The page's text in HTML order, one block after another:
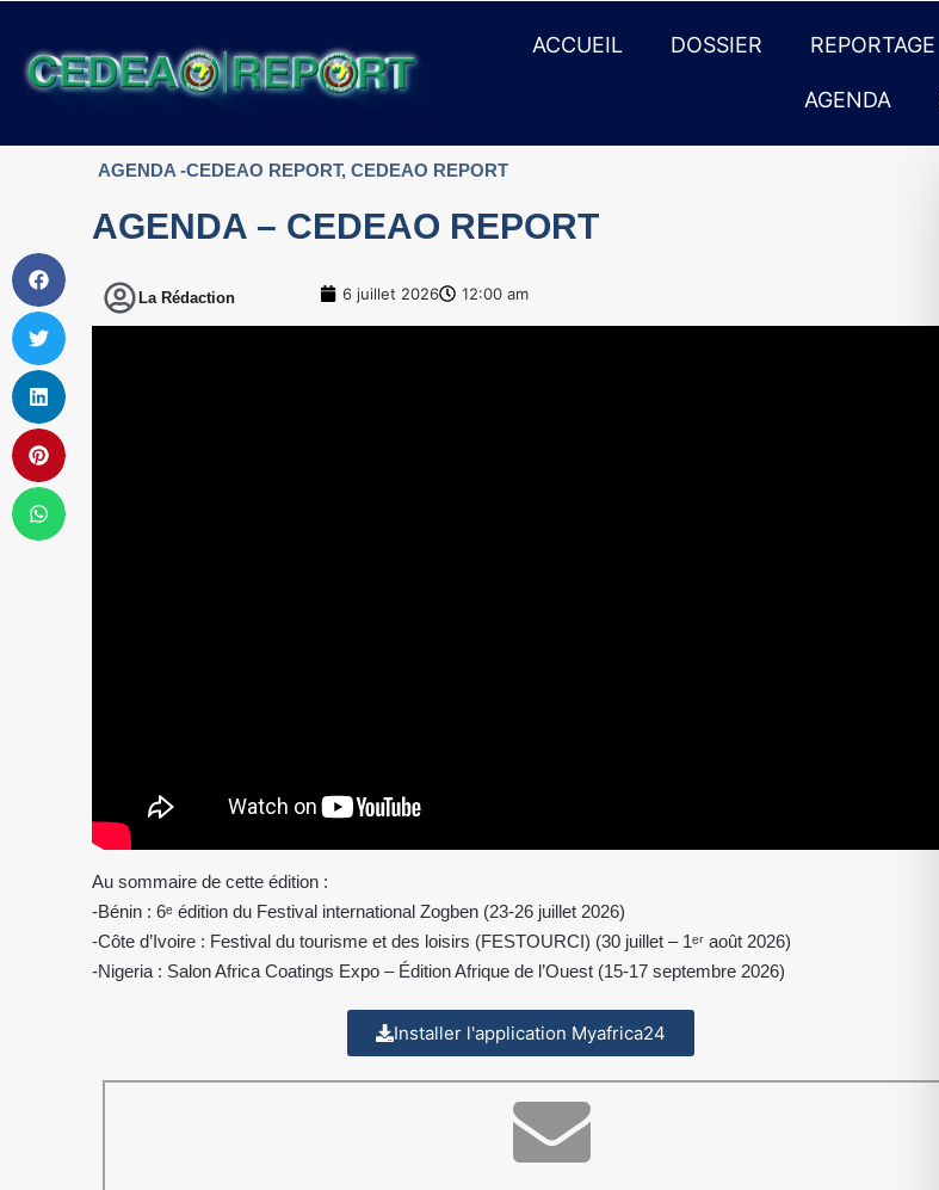
ACCUEIL DOSSIER REPORTAGE
AGENDA
AGENDA -CEDEAO REPORT, CEDEAO REPORT
AGENDA – CEDEAO REPORT
La Rédaction 6 juillet 2026 12:00 am
Au sommaire de cette édition :
-Bénin : 6ᵉ édition du Festival international Zogben (23-26 juillet 2026)
-Côte d’Ivoire : Festival du tourisme et des loisirs (FESTOURCI) (30 juillet – 1ᵉʳ août 2026)
-Nigeria : Salon Africa Coatings Expo – Édition Afrique de l’Ouest (15-17 septembre 2026)
Installer l'application Myafrica24